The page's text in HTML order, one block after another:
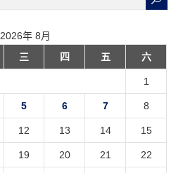
2026年 8月
三 四 五 六
1
5 6 7 8
12 13 14 15
19 20 21 22